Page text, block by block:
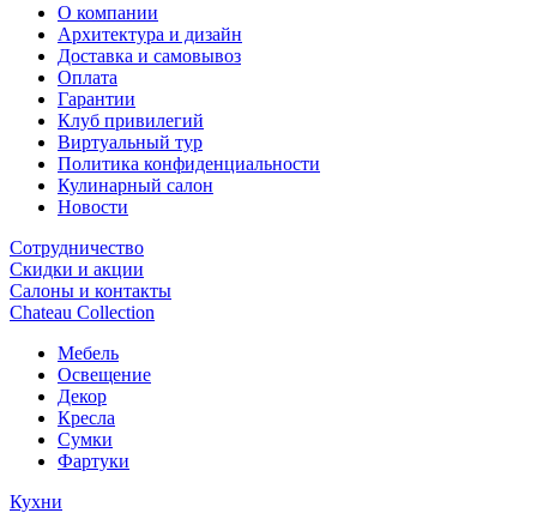
О компании
Архитектура и дизайн
Доставка и самовывоз
Оплата
Гарантии
Клуб привилегий
Виртуальный тур
Политика конфиденциальности
Кулинарный салон
Новости
Сотрудничество
Скидки и акции
Салоны и контакты
Chateau Collection
Мебель
Освещение
Декор
Кресла
Сумки
Фартуки
Кухни